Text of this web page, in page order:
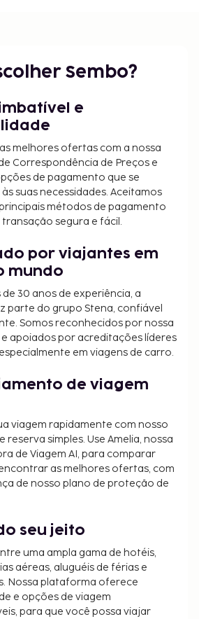
Aeroporto Internacional de
O. Knight) - 58,7 km/36,5 mi
Aeroporto Internacional de
- 62 km/38,5 mi
no local. Não perca as várias
e de entretimento ao seu
campo de ténis exterior. O
apoio para
de bilhetes.
Sembo?
e
melhores ofertas com a nossa
Correspondência de Preços e
de pagamento que se
suas necessidades. Aceitamos
métodos de pagamento
segura e fácil.
por viajantes em
mundo
de 30 anos de experiência, a
parte do grupo Stena, confiável
Somos reconhecidos por nossa
apoiados por acreditações líderes
em viagens de carro.
de viagem
viagem rapidamente com nosso
reserva simples. Use Amelia, nossa
de Viagem AI, para comparar
as melhores ofertas, com
de nosso plano de proteção de
seu jeito
uma ampla gama de hotéis,
aéreas, aluguéis de férias e
Nossa plataforma oferece
e opções de viagem
para que você possa viajar